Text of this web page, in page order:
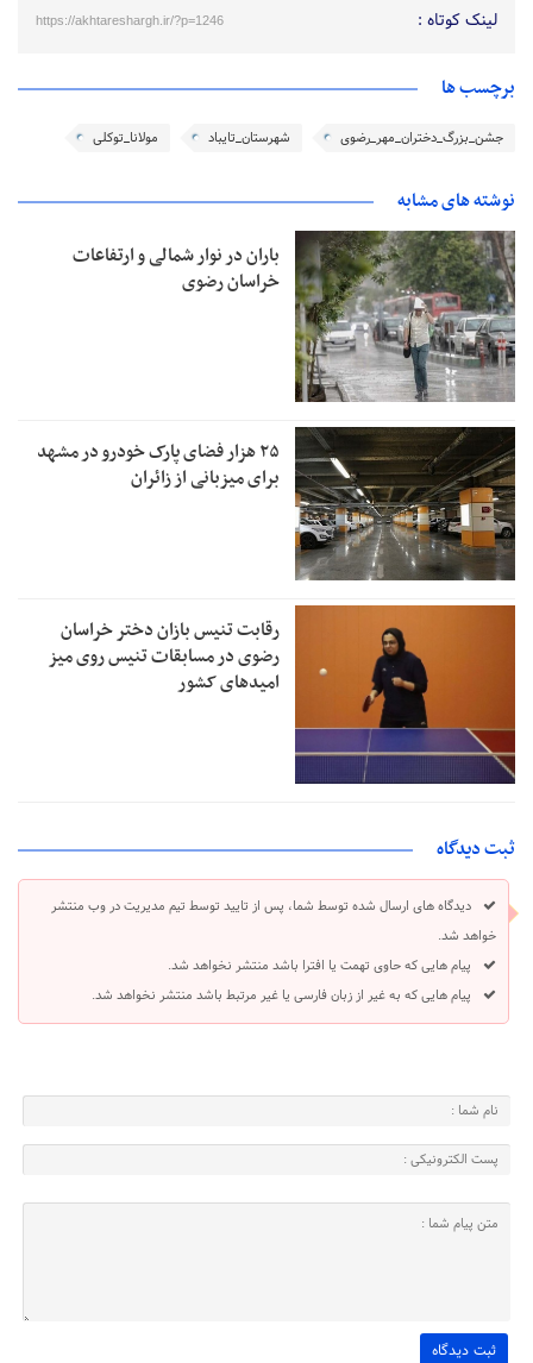
لینک کوتاه : https://akhtareshargh.ir/?p=1246
برچسب ها
جشن_بزرگ_دختران_مهر_رضوی شهرستان_تایباد مولانا_توکلی
نوشته های مشابه
باران در نوار شمالی و ارتفاعات
خراسان رضوی
۲۵ هزار فضای پارک خودرو در مشهد
برای میزبانی از زائران
رقابت تنیس بازان دختر خراسان
رضوی در مسابقات تنیس روی میز
امیدهای کشور
ثبت دیدگاه
دیدگاه های ارسال شده توسط شما، پس از تایید توسط تیم مدیریت در وب منتشر
خواهد شد.
پیام هایی که حاوی تهمت یا افترا باشد منتشر نخواهد شد.
پیام هایی که به غیر از زبان فارسی یا غیر مرتبط باشد منتشر نخواهد شد.